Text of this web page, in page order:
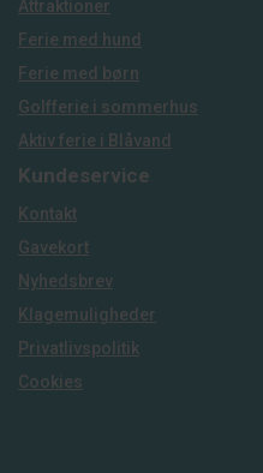
Attraktioner
Ferie med hund
Ferie med børn
Golfferie i sommerhus
Aktiv ferie i Blåvand
Kundeservice
Kontakt
Gavekort
Nyhedsbrev
Klagemuligheder
Privatlivspolitik
Cookies